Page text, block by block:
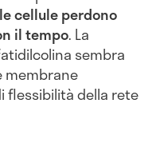
cellule perdono
il tempo. La
sembra
membrane
flessibilità della rete